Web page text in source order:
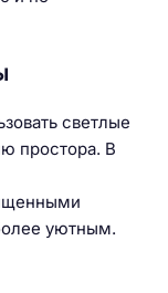
светлые
простора. В
уютным.